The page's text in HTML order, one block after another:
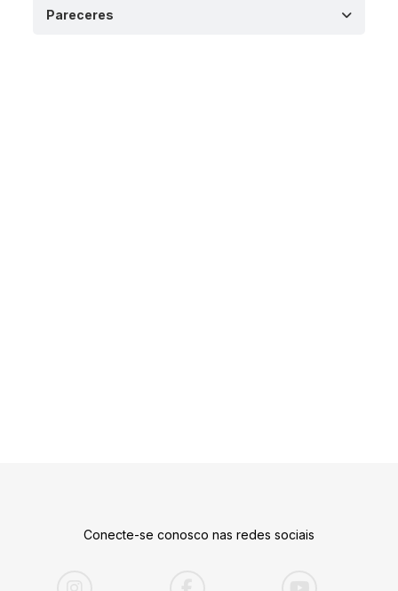
Pareceres
Conecte-se conosco nas redes sociais